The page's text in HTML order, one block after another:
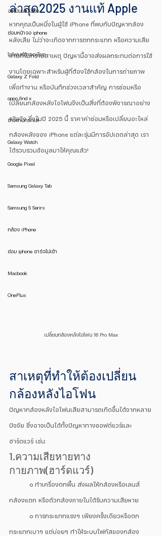
จอเป็นเส้นเขียว
ซ่อมหน้าจอ iphone
ไอโฟนหน้าจอเขียว
Galaxy Z Fold
oppo find x
ข่าวตามกระแส
Galaxy Watch
Google Pixel
Samsung Galaxy Tab
Samsung S Serirs
กล้อง iPhone
ซ่อม iphone ชาร์จไม่เข้า
Macbook
OnePlus
ล่าสุด2025 งานแท้ Apple
หากคุณเป็นหนึ่งในผู้ใช้ iPhone ที่พบกับปัญหากล้อง
หลังเสีย ไม่ว่าจะเกิดจากการตกกระแทก หรือความเสีย
หายที่ไม่ทราบสาเหตุ ปัญหานี้อาจส่งผลกระทบต่อการใช้
งานโดยเฉพาะสำหรับผู้ที่ต้องใช้กล้องในการถ่ายภาพ
เพื่อทำงาน หรือบันทึกช่วงเวลาสำคัญ การซ่อมหรือ
เปลี่ยนกล้องหลังไอโฟนจึงเป็นสิ่งที่ต้องพิจารณาอย่าง
จริงจัง ซึ่งในปี 2025 นี้ ราคาค่าซ่อมหรือเปลี่ยนอะไหล่
กล้องหลังของ iPhone แต่ละรุ่นมีการอัปเดตล่าสุด เรา
ได้รวบรวมข้อมูลมาให้คุณแล้ว!
เปลี่ยนกล้องหลังไอโฟน 16 Pro Max
สาเหตุที่ทำให้ต้องเปลี่ยน
กล้องหลังไอโฟน
ปัญหากล้องหลังไอโฟนเสียสามารถเกิดขึ้นได้จากหลาย
ปัจจัย ซึ่งอาจเป็นได้ทั้งปัญหาทางซอฟต์แวร์และ
ฮาร์ดแวร์ เช่น:
1.ความเสียหายทาง
กายภาพ(ฮาร์ดแวร์)
กล้องแตก หรือตัวกล้องภายในได้รับความเสียหาย
กระแทกเบาๆ แต่บ่อยๆ ทำให้ระบบโฟกัสของกล้อง